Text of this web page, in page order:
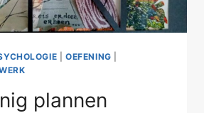
|OEFENING
plannen